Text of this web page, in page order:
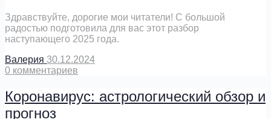
Здравствуйте, дорогие мои читатели! С большой
радостью подготовила для вас этот разбор
наступающего 2025 года.
Валерия 30.12.2024
0 комментариев
Коронавирус: астрологический обзор и
прогноз